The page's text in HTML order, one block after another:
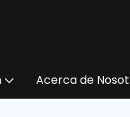
Acerca de